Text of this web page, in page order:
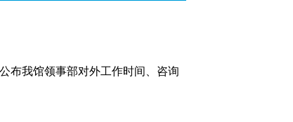
布我馆领事部对外工作时间、咨询